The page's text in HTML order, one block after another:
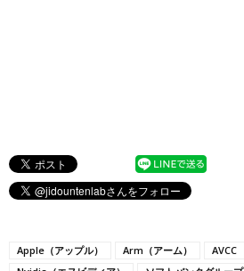
Apple（アップル） Arm（アーム） AVCC